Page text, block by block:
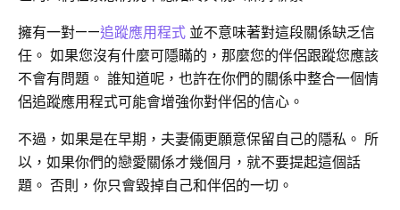
擁有一對——追蹤應用程式並不意味著對這段關係缺乏信
任。 如果您沒有什麼可隱瞞的，那麼您的伴侶跟蹤您應該
不會有問題。 誰知道呢，也許在你們的關係中整合一個情
侶追蹤應用程式可能會增強你對伴侶的信心。
不過，如果是在早期，夫妻倆更願意保留自己的隱私。 所
以，如果你們的戀愛關係才幾個月，就不要提起這個話
題。 否則，你只會毀掉自己和伴侶的一切。